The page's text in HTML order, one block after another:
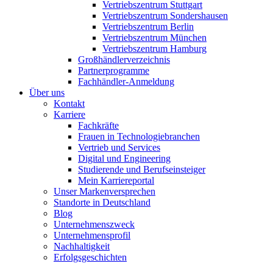
Vertriebszentrum Stuttgart
Vertriebszentrum Sondershausen
Vertriebszentrum Berlin
Vertriebszentrum München
Vertriebszentrum Hamburg
Großhändlerverzeichnis
Partnerprogramme
Fachhändler-Anmeldung
Über uns
Kontakt
Karriere
Fachkräfte
Frauen in Technologiebranchen
Vertrieb und Services
Digital und Engineering
Studierende und Berufseinsteiger
Mein Karriereportal
Unser Markenversprechen
Standorte in Deutschland
Blog
Unternehmenszweck
Unternehmensprofil
Nachhaltigkeit
Erfolgsgeschichten